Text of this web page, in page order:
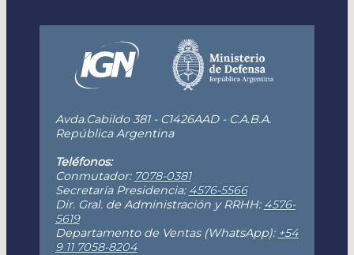
Avda.Cabildo 381 - C1426AAD - C.A.B.A.
República Argentina
Teléfonos:
Conmutador: 7078-0381
Secretaría Presidencia: 4576-5566
Dir. Gral. de Administración y RRHH: 4576-
5619
Departamento de Ventas (WhatsApp): +54
9 11 7058-8204